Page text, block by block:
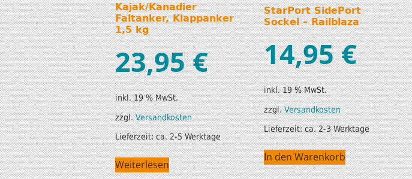
Kajak/Kanadier
Faltanker, Klappanker
1,5 kg
23,95€
inkl. 19 % MwSt.
zzgl.Versandkosten
Lieferzeit:ca. 2-5 Werktage
Weiterlesen
StarPort SidePort
Sockel – Railblaza
14,95€
inkl. 19 % MwSt.
zzgl.Versandkosten
Lieferzeit:ca. 2-3 Werktage
In den Warenkorb